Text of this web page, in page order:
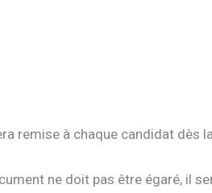
remise à chaque candidat dès
ne doit pas être égaré, il